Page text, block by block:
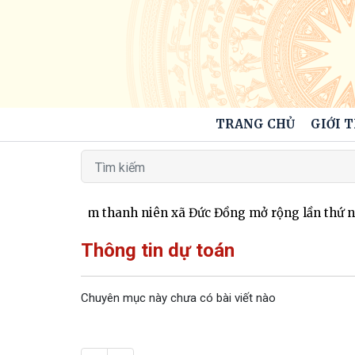
TRANG CHỦ GIỚI
đá Nam thanh niên xã Đức Đồng mở rộng lần thứ
Thông tin dự toán
Chuyên mục này chưa có bài viết nào